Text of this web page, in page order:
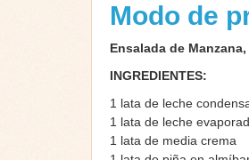
Modo de
Ensalada de
INGREDIENTES:
1 lata de leche
1 lata de leche
1 lata de media crema